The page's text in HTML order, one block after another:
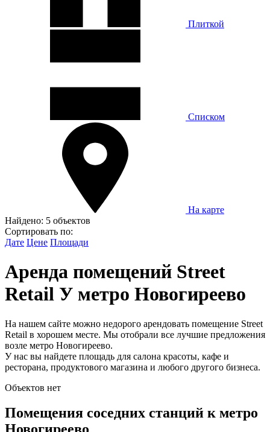
Плиткой
Списком
На карте
Найдено: 5 объектов
Сортировать по:
Дате Цене Площади
Аренда помещений Street
Retail У метро Новогиреево
На нашем сайте можно недорого арендовать помещение Street
Retail в хорошем месте. Мы отобрали все лучшие предложения
возле метро Новогиреево.
У нас вы найдете площадь для салона красоты, кафе и
ресторана, продуктового магазина и любого другого бизнеса.
Объектов нет
Помещения соседних станций к метро